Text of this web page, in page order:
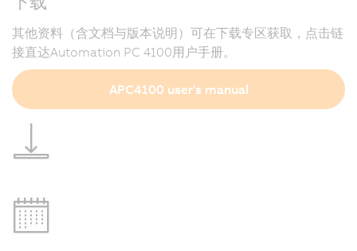
其他资料（含文档与版本说明）可在下载专区获取，点击链
接直达Automation PC 4100用户手册。
APC4100 user's manual